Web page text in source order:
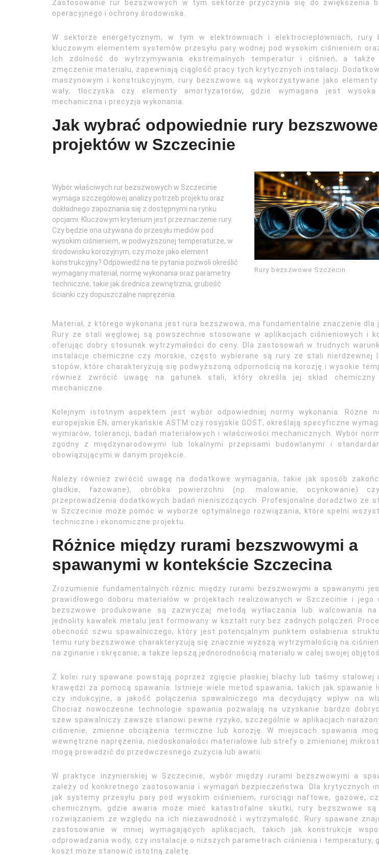
Zastosowanie rur bezszwowych w tym sektorze przyczynia się do zwiększenia
operacyjnego i ochrony środowiska.
W sektorze energetycznym, w tym w elektrowniach i elektrociepłowniach, rury
kluczowym elementem systemów przesyłu pary wodnej pod wysokim ciśnieniem
Ich zdolność do wytrzymywania ekstremalnych temperatur i ciśnień, a także
zmęczenie materiału, zapewniają ciągłość pracy tych krytycznych instalacji.
maszynowym i konstrukcyjnym, rury bezszwowe są wykorzystywane jako
wały, tłoczyska czy elementy amortyzatorów, gdzie wymagana jest wysoka
mechaniczna i precyzja wykonania.
Jak wybrać odpowiednie rury
projektów w Szczecinie
Rury bezszwowe Szczecin
Wybór właściwych rur bezszwowych w Szczecinie
wymaga szczegółowej analizy potrzeb projektu oraz
dokładnego zapoznania się z dostępnymi na rynku
opcjami. Kluczowym kryterium jest przeznaczenie rury.
Czy będzie ona używana do przesyłu mediów pod
wysokim ciśnieniem, w podwyższonej temperaturze, w
środowisku korozyjnym, czy może jako element
konstrukcyjny? Odpowiedź na te pytania pozwoli określić
wymagany materiał, normę wykonania oraz parametry
techniczne, takie jak średnica zewnętrzna, grubość
ścianki czy dopuszczalne naprężenia.
Materiał, z którego wykonana jest rura bezszwowa, ma fundamentalne znaczenie dla
Rury ze stali węglowej są powszechnie stosowane w aplikacjach ciśnieniowych i
oferując dobry stosunek wytrzymałości do ceny. Dla zastosowań w trudnych
instalacje chemiczne czy morskie, często wybierane są rury ze stali nierdzewnej
stopów, które charakteryzują się podwyższoną odpornością na korozję i wysokie
również zwrócić uwagę na gatunek stali, który określa jej skład chemiczny
mechaniczne.
Kolejnym istotnym aspektem jest wybór odpowiedniej normy wykonania. Różne
europejskie EN, amerykańskie ASTM czy rosyjskie GOST, określają specyficzne
wymiarów, tolerancji, badań materiałowych i właściwości mechanicznych. Wybór
zgodny z międzynarodowymi lub lokalnymi przepisami budowlanymi i
obowiązującymi w danym projekcie.
Należy również zwrócić uwagę na dodatkowe wymagania, takie jak sposób
gładkie, fazowane), obróbka powierzchni (np. malowanie, ocynkowanie)
przeprowadzenia dodatkowych badań nieniszczących. Profesjonalne doradztwo ze
w Szczecinie może pomóc w wyborze optymalnego rozwiązania, które spełni
techniczne i ekonomiczne projektu.
Różnice między rurami bezszwowymi a
spawanymi w kontekście Szczecina
Zrozumienie fundamentalnych różnic między rurami bezszwowymi a spawanymi
prawidłowego doboru materiałów w projektach realizowanych w Szczecinie i jego
bezszwowe produkowane są zazwyczaj metodą wytłaczania lub walcowania
jednolity kawałek metalu jest formowany w kształt rury bez żadnych połączeń.
obecność szwu spawalniczego, który jest potencjalnym punktem osłabienia
temu rury bezszwowe charakteryzują się znacznie wyższą wytrzymałością na
na zginanie i skręcanie, a także lepszą jednorodnością materiału w całej swojej
Z kolei rury spawane powstają poprzez zgięcie płaskiej blachy lub taśmy stalowej i
krawędzi za pomocą spawania. Istnieje wiele metod spawania, takich jak spawanie
czy indukcyjne, a jakość połączenia spawalniczego ma decydujący wpływ na
Chociaż nowoczesne technologie spawania pozwalają na uzyskanie bardzo
szew spawalniczy zawsze stanowi pewne ryzyko, szczególnie w aplikacjach
ciśnienie, zmienne obciążenia termiczne lub korozję. W miejscach spawania
wewnętrzne naprężenia, niedoskonałości materiałowe lub strefy o zmienionej
mogą prowadzić do przedwczesnego zużycia lub awarii.
W praktyce inżynierskiej w Szczecinie, wybór między rurami bezszwowymi a
zależy od konkretnego zastosowania i wymagań bezpieczeństwa. Dla krytycznych
jak systemy przesyłu pary pod wysokim ciśnieniem, rurociągi naftowe, gazowe,
chemicznym, gdzie awaria może mieć katastrofalne skutki, rury bezszwowe są
rozwiązaniem ze względu na ich niezawodność i wytrzymałość. Rury spawane
zastosowanie w mniej wymagających aplikacjach, takich jak konstrukcje
odprowadzania wody, czy instalacje o niższych parametrach ciśnienia i temperatury,
koszt może stanowić istotną zaletę.